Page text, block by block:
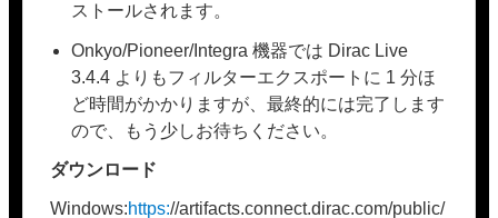
ストールされます。
Onkyo/Pioneer/Integra 機器では Dirac Live
3.4.4 よりもフィルターエクスポートに 1 分ほ
ど時間がかかりますが、最終的には完了します
ので、もう少しお待ちください。
ダウンロード
Windows:https://artifacts.connect.dirac.com/public/